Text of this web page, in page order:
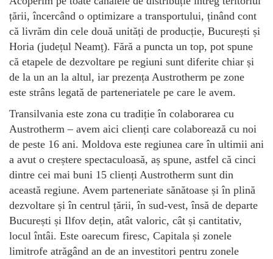
țării, încercând o optimizare a transportului, ținând cont
că livrăm din cele două unități de producție, București și
Horia (județul Neamț). Fără a puncta un top, pot spune
că etapele de dezvoltare pe regiuni sunt diferite chiar și
de la un an la altul, iar prezența Austrotherm pe zone
este strâns legată de parteneriatele pe care le avem.
Transilvania este zona cu tradiție în colaborarea cu
Austrotherm – avem aici clienți care colaborează cu noi
de peste 16 ani. Moldova este regiunea care în ultimii ani
a avut o creștere spectaculoasă, aș spune, astfel că cinci
dintre cei mai buni 15 clienți Austrotherm sunt din
această regiune. Avem parteneriate sănătoase și în plină
dezvoltare și în centrul țării, în sud-vest, însă de departe
București și Ilfov dețin, atât valoric, cât și cantitativ,
locul întâi. Este oarecum firesc, Capitala și zonele
limitrofe atrăgând an de an investitori pentru zonele